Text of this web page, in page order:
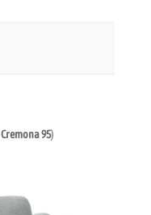
Cremona 95)